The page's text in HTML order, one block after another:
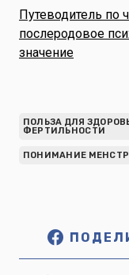
Путеводитель по
послеродовое
значение
ПОЛЬЗА ДЛЯ
ФЕРТИЛЬНОСТИ
ПОНИМАНИЕ